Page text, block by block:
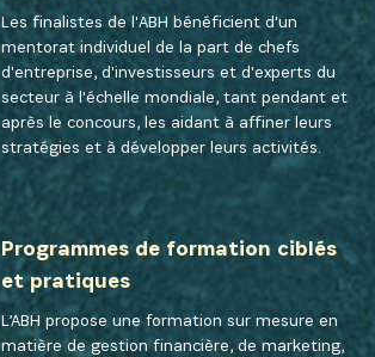
Les finalistes de l'ABH bénéficient d'un
mentorat individuel de la part de chefs
d'entreprise, d'investisseurs et d'experts du
secteur à l'échelle mondiale, tant pendant et
après le concours, les aidant à affiner leurs
stratégies et à développer leurs activités.
Programmes de formation ciblés
et pratiques
L’ABH propose une formation sur mesure en
matière de gestion financière, de marketing,